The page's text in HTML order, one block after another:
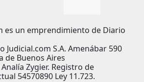
es un emprendimiento de Diario
Judicial.com S.A. Amenábar 590
de Buenos Aires
Zygier. Registro de
54570890 Ley 11.723.